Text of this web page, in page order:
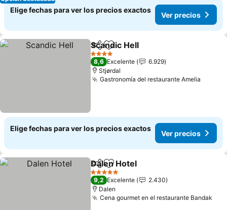
Elige fechas para ver los precios exactos
Ver precios
CompartirAgregar a favoritos
Scandic Hell
4 Estrellas
8,6 Excelente
6.929
Stjørdal
Gastronomía del restaurante Amelia
Elige fechas para ver los precios exactos
Ver precios
CompartirAgregar a favoritos
Dalen Hotel
5 Estrellas
9,2 Excelente
2.430
Dalen
Cena gourmet en el restaurante Bandak